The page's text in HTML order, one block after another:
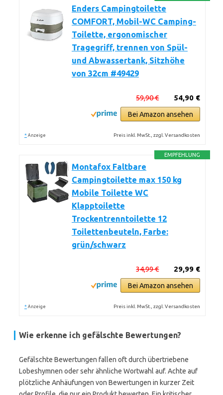
Enders Campingtoilette
COMFORT, Mobil-WC Camping-
Toilette, ergonomischer
Tragegriff, trennen von Spül-
und Abwassertank, Sitzhöhe
von 32cm #49429
54,90 €
59,90 €
Bei Amazon ansehen
* Anzeige Preis inkl. MwSt., zzgl. Versandkosten
EMPFEHLUNG
Montafox Faltbare
Campingtoilette max 150 kg
Mobile Toilette WC
Klapptoilette
Trockentrenntoilette 12
Toilettenbeuteln, Farbe:
grün/schwarz
29,99 €
34,99 €
Bei Amazon ansehen
* Anzeige Preis inkl. MwSt., zzgl. Versandkosten
Wie erkenne ich gefälschte Bewertungen?
Gefälschte Bewertungen fallen oft durch übertriebene
Lobeshymnen oder sehr ähnliche Wortwahl auf. Achte auf
plötzliche Anhäufungen von Bewertungen in kurzer Zeit